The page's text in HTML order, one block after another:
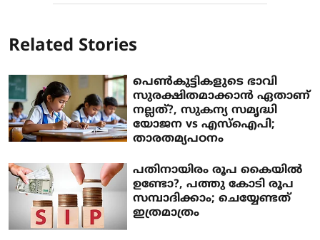
Related Stories
പെണ്‍കുട്ടികളുടെ ഭാവി
സുരക്ഷിതമാക്കാന്‍ ഏതാണ്
നല്ലത്?, സുകന്യ സമൃദ്ധി
യോജന vs എസ്‌ഐപി;
താരതമ്യപഠനം
പതിനായിരം രൂപ കൈയില്‍
ഉണ്ടോ?, പത്തു കോടി രൂപ
സമ്പാദിക്കാം; ചെയ്യേണ്ടത്
ഇത്രമാത്രം